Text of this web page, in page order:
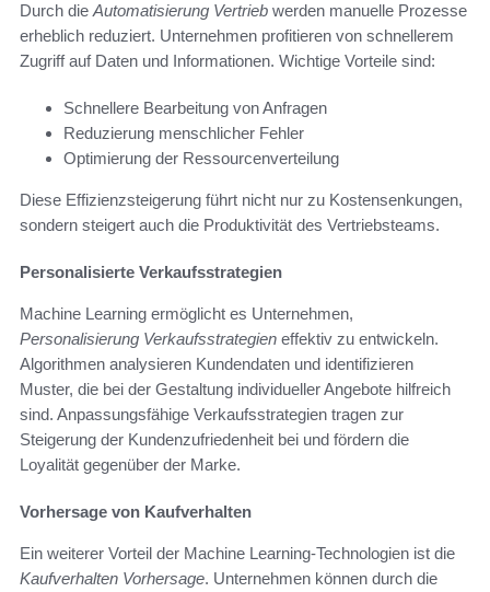
Durch die Automatisierung Vertrieb werden manuelle Prozesse
erheblich reduziert. Unternehmen profitieren von schnellerem
Zugriff auf Daten und Informationen. Wichtige Vorteile sind:
Schnellere Bearbeitung von Anfragen
Reduzierung menschlicher Fehler
Optimierung der Ressourcenverteilung
Diese Effizienzsteigerung führt nicht nur zu Kostensenkungen,
sondern steigert auch die Produktivität des Vertriebsteams.
Personalisierte Verkaufsstrategien
Machine Learning ermöglicht es Unternehmen,
Personalisierung Verkaufsstrategien effektiv zu entwickeln.
Algorithmen analysieren Kundendaten und identifizieren
Muster, die bei der Gestaltung individueller Angebote hilfreich
sind. Anpassungsfähige Verkaufsstrategien tragen zur
Steigerung der Kundenzufriedenheit bei und fördern die
Loyalität gegenüber der Marke.
Vorhersage von Kaufverhalten
Ein weiterer Vorteil der Machine Learning-Technologien ist die
Kaufverhalten Vorhersage. Unternehmen können durch die